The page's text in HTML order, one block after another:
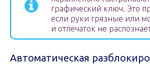
графический ключ. Это
если руки грязные или
и отпечаток не
Автоматическая